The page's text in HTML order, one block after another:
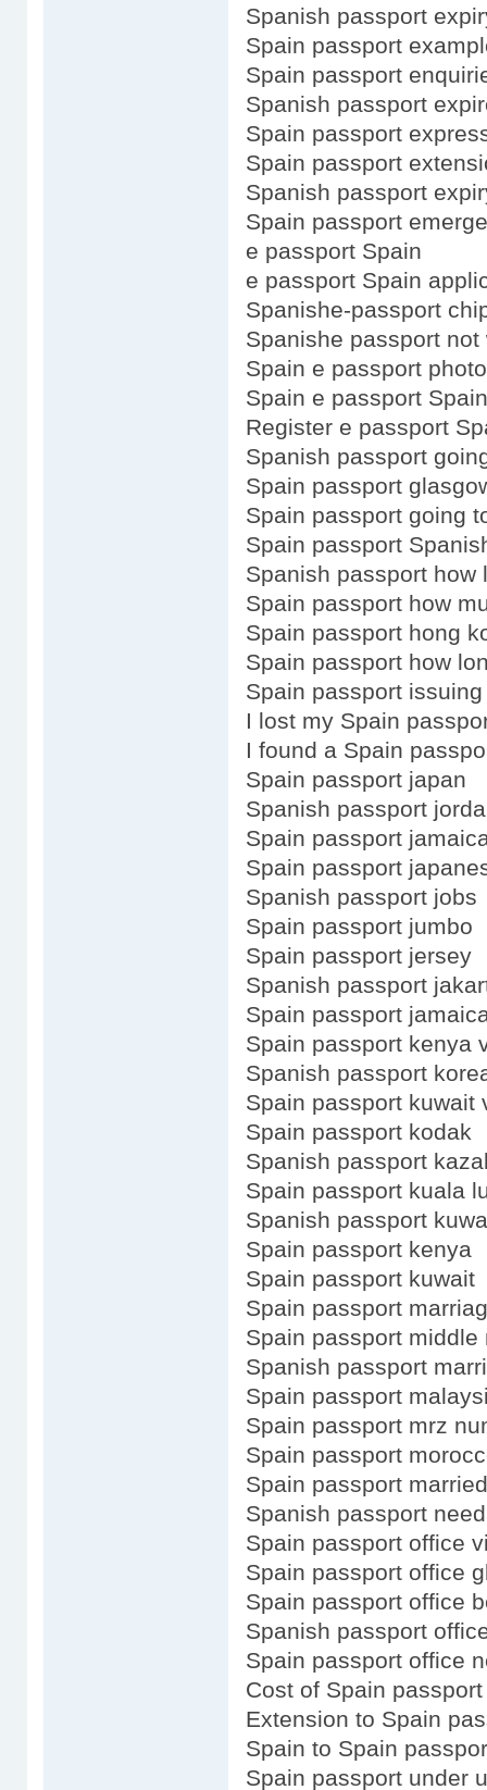
Spanish passport
Spain passport
Spain passport
Spanish passport
Spain passport
Spain passport
Spanish passport
Spain passport
e passport Spain
e passport Spain
Spanishe-passport
Spanishe passport not
Spain e passport photo
Spain e passport Spain
Register e passport
Spanish passport
Spain passport
Spain passport going
Spain passport
Spanish passport how
Spain passport how
Spain passport hong
Spain passport how
Spain passport
I lost my Spain
I found a Spain
Spain passport japan
Spanish passport
Spain passport
Spain passport
Spanish passport jobs
Spain passport jumbo
Spain passport jersey
Spanish passport
Spain passport
Spain passport kenya
Spanish passport
Spain passport kuwait
Spain passport kodak
Spanish passport
Spain passport kuala
Spanish passport
Spain passport kenya
Spain passport kuwait
Spain passport
Spain passport middle
Spanish passport
Spain passport
Spain passport mrz
Spain passport
Spain passport
Spanish passport
Spain passport office
Spain passport office
Spain passport office
Spanish passport
Spain passport office
Cost of Spain passport
Extension to Spain
Spain to Spain
Spain passport under